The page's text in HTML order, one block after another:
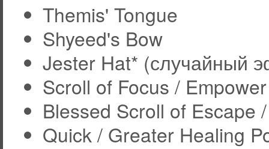
Themis' Tongue
Shyeed's Bow
Jester Hat* (случайный
Scroll of Focus /
Blessed Scroll of Escape
Quick / Greater Healing